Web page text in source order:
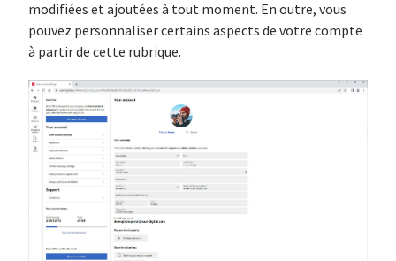
modifiées et ajoutées à tout moment. En outre, vous
pouvez personnaliser certains aspects de votre compte
à partir de cette rubrique.